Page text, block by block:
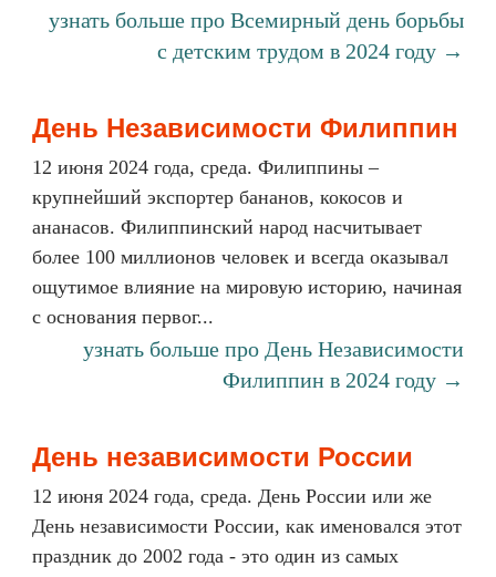
узнать больше про Всемирный день борьбы
с детским трудом в 2024 году →
День Независимости Филиппин
12 июня 2024 года, среда. Филиппины –
крупнейший экспортер бананов, кокосов и
ананасов. Филиппинский народ насчитывает
более 100 миллионов человек и всегда оказывал
ощутимое влияние на мировую историю, начиная
с основания первог...
узнать больше про День Независимости
Филиппин в 2024 году →
День независимости России
12 июня 2024 года, среда. День России или же
День независимости России, как именовался этот
праздник до 2002 года - это один из самых